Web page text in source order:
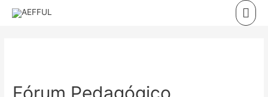
Skip
Fórum Pedagógico